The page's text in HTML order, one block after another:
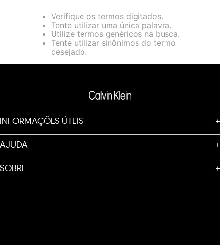
fornecer a você toda a funcionalidade do site, incluindo,
entre outros, a capacidade de comprar um item em nossa
loja virtual. Para maiores informações sobre o nosso aviso de
Cookies acesse o link.
Verifique os termos digitados.
Tente utilizar uma única palavra.
Utilize termos genéricos na busca.
Tente utilizar sinônimos do termo
desejado.
INFORMAÇÕES ÚTEIS +
AJUDA +
SOBRE +